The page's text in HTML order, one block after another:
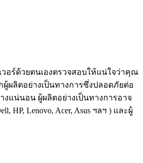
อร์ด้วยตนเองตรวจสอบให้แน่ใจว่าคุณ
ผู้ผลิตอย่างเป็นทางการซึ่งปลอดภัยต่อ
แน่นอน ผู้ผลิตอย่างเป็นทางการอาจ
HP, Lenovo, Acer, Asus ฯลฯ ) และผู้